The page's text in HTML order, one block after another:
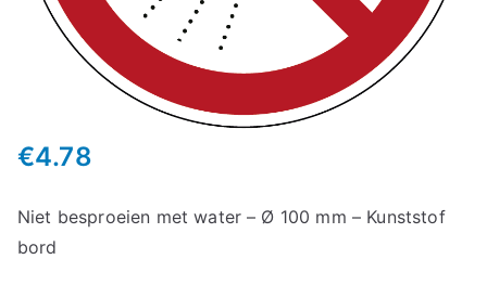
€4.78
Niet besproeien met water – Ø 100 mm – Kunststof
bord